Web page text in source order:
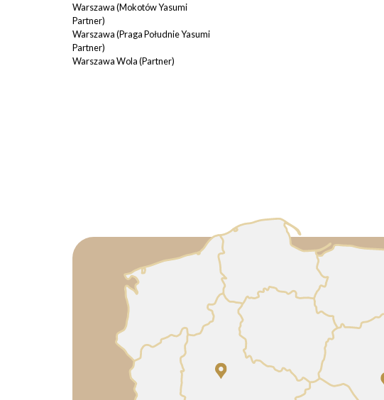
Warszawa (Mokotów Yasumi
Partner)
Warszawa (Praga Południe Yasumi
Partner)
Warszawa Wola (Partner)